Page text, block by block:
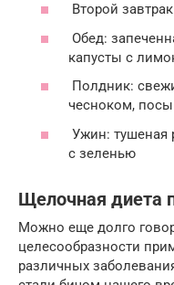
Второй
Обед:
капусты с
Полдник:
чесноком,
Ужин: тушеная
с зеленью
Щелочная диета
Можно еще долго
целесообразности
различных